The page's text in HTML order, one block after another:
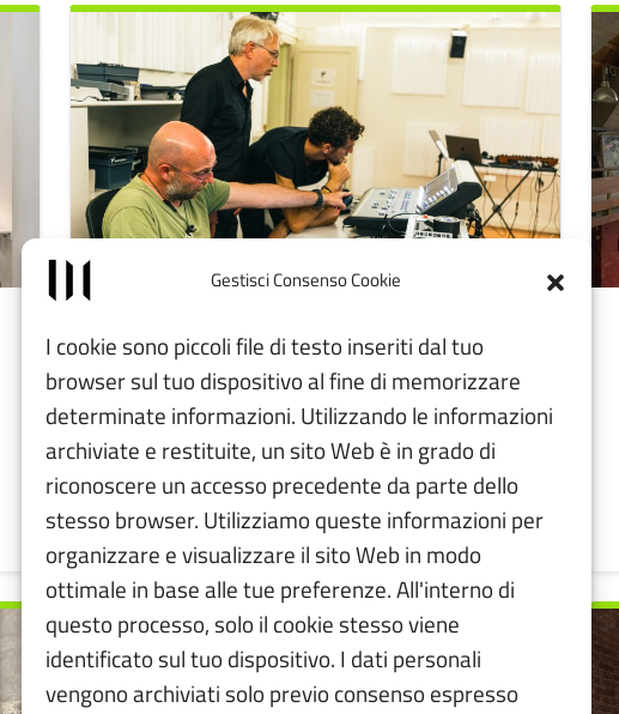
Gestisci Consenso Cookie
I cookie sono piccoli file di testo inseriti dal tuo
browser sul tuo dispositivo al fine di memorizzare
determinate informazioni. Utilizzando le informazioni
archiviate e restituite, un sito Web è in grado di
riconoscere un accesso precedente da parte dello
stesso browser. Utilizziamo queste informazioni per
organizzare e visualizzare il sito Web in modo
ottimale in base alle tue preferenze. All'interno di
questo processo, solo il cookie stesso viene
identificato sul tuo dispositivo. I dati personali
vengono archiviati solo previo consenso espresso
TEMPO REALE. Centro di
ricerca produzione e
didattica musicale
Firenze (FI)